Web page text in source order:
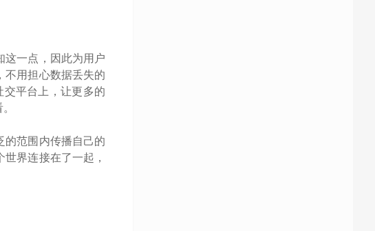
这一点，因此为用户
不用担心数据丢失的
平台上，让更多的
的范围内传播自己的
界连接在了一起，